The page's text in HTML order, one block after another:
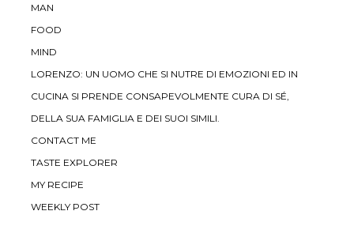
MAN
FOOD
MIND
LORENZO: UN UOMO CHE SI NUTRE DI EMOZIONI ED IN
CUCINA SI PRENDE CONSAPEVOLMENTE CURA DI SÉ,
DELLA SUA FAMIGLIA E DEI SUOI SIMILI.
CONTACT ME
TASTE EXPLORER
MY RECIPE
WEEKLY POST